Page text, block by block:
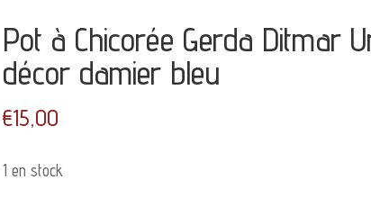
Pot à Chicorée Gerda Ditmar
décor damier bleu
€15,00
1 en stock